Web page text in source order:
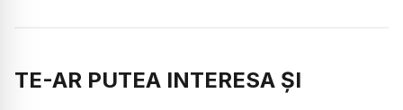
TE-AR PUTEA INTERESA ȘI